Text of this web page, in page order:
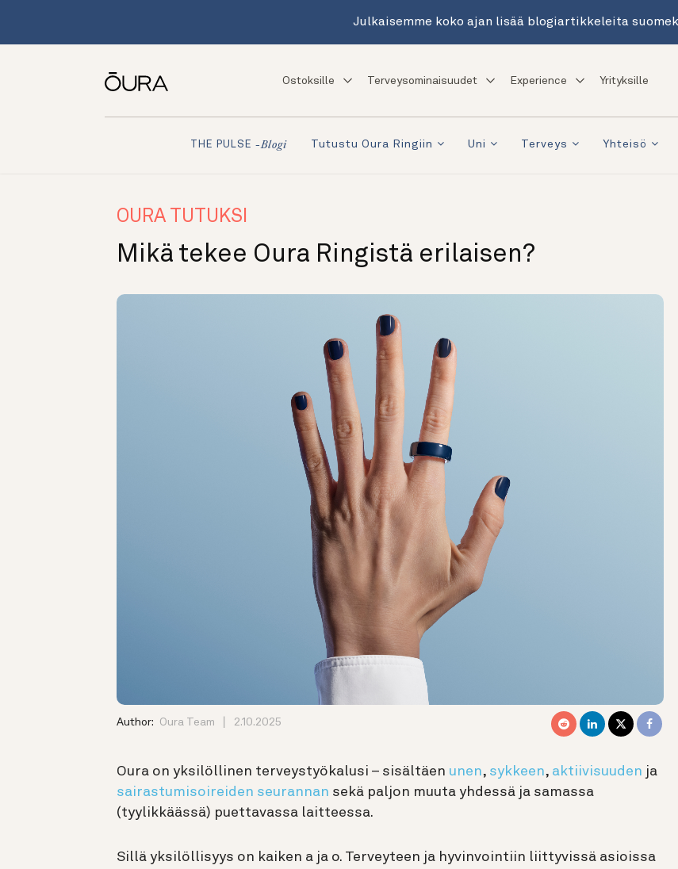
Julkaisemme koko ajan lisää blogiartikkeleita
Ostoksille Terveysominaisuudet Experience Yrityksille
THE PULSE -blogi Tutustu Oura Ringiin Uni Terveys Yhteisö
OURA TUTUKSI
Mikä tekee Oura Ringistä erilaisen?
Author: Oura Team 2.10.2025
Oura on yksilöllinen terveystyökalusi – sisältäen unen, sykkeen, aktiivisuuden ja
sairastumisoireiden seurannan sekä paljon muuta yhdessä ja samassa
(tyylikkäässä) puettavassa laitteessa.
Sillä yksilöllisyys on kaiken a ja o. Terveyteen ja hyvinvointiin liittyvissä asioissa